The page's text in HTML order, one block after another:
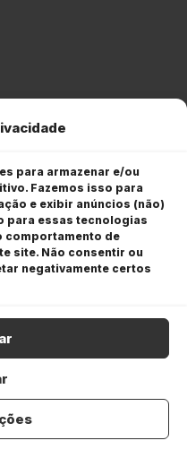
para armazenar e/ou
Fazemos isso para
e exibir anúncios (não)
para essas tecnologias
comportamento de
site. Não consentir ou
negativamente certos
milhões de investidores
digitais.
Todos os direitos